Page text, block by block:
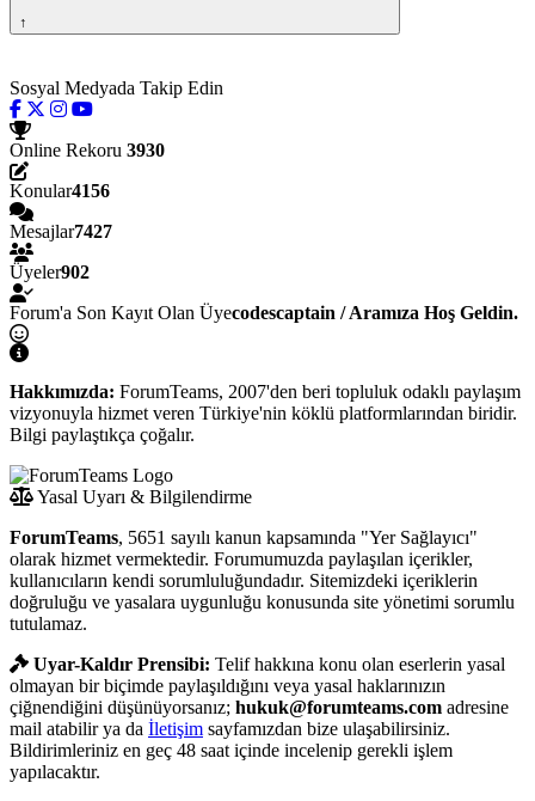
↑
Sosyal Medyada Takip Edin
Online Rekoru 3930
Konular4156
Mesajlar7427
Üyeler902
Forum'a Son Kayıt Olan Üyecodescaptain / Aramıza Hoş Geldin.
Hakkımızda: ForumTeams, 2007'den beri topluluk odaklı paylaşım
vizyonuyla hizmet veren Türkiye'nin köklü platformlarından biridir.
Bilgi paylaştıkça çoğalır.
Yasal Uyarı & Bilgilendirme
ForumTeams, 5651 sayılı kanun kapsamında "Yer Sağlayıcı"
olarak hizmet vermektedir. Forumumuzda paylaşılan içerikler,
kullanıcıların kendi sorumluluğundadır. Sitemizdeki içeriklerin
doğruluğu ve yasalara uygunluğu konusunda site yönetimi sorumlu
tutulamaz.
Uyar-Kaldır Prensibi: Telif hakkına konu olan eserlerin yasal
olmayan bir biçimde paylaşıldığını veya yasal haklarınızın
çiğnendiğini düşünüyorsanız; hukuk@forumteams.com adresine
mail atabilir ya da İletişim sayfamızdan bize ulaşabilirsiniz.
Bildirimleriniz en geç 48 saat içinde incelenip gerekli işlem
yapılacaktır.